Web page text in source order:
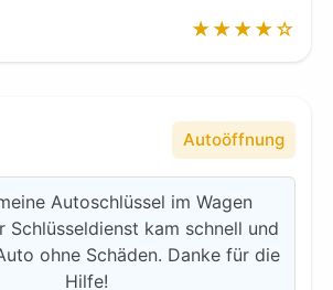
★★★★☆
Autoöffnung
Autoschlüssel im Wagen
Schlüsseldienst kam schnell und
ohne Schäden. Danke für die
Hilfe!